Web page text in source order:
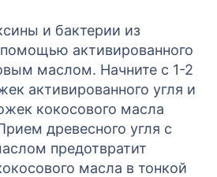
и бактерии из
активированного
маслом. Начните с 1-2
активированного угля и
кокосового масла
древесного угля с
предотвратит
масла в тонкой